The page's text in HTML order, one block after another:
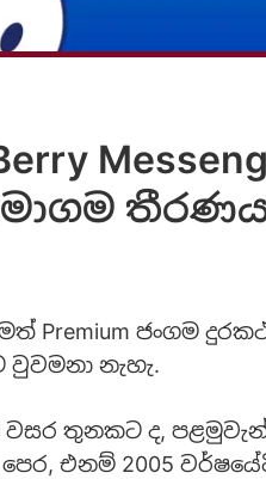
Premium ජංගම
නැහැ.
වසර තුනකට ද,
එනම් 2005